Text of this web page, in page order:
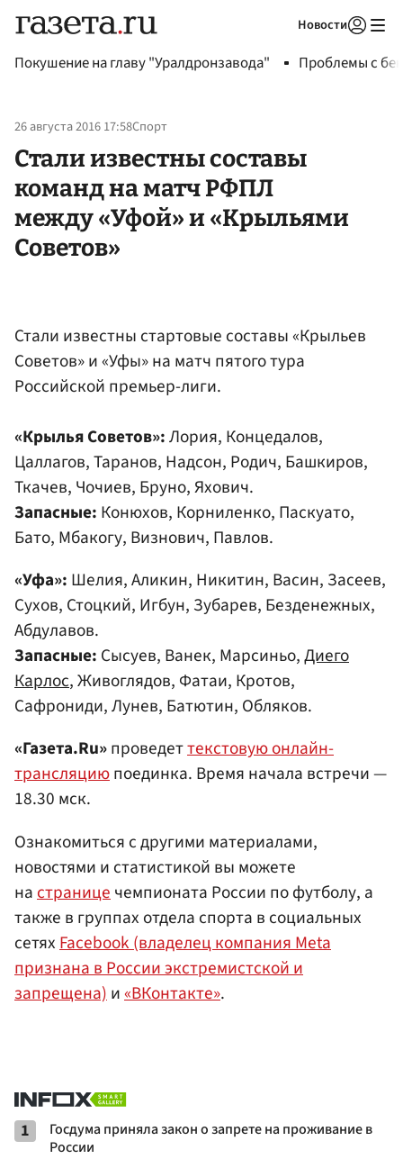
Новости
Покушение на главу "Уралдронзавода" Проблемы с
26 августа 2016 17:58Спорт
Стали известны составы
команд на матч РФПЛ
между «Уфой» и «Крыльями
Советов»
Стали известны стартовые составы «Крыльев
Советов» и «Уфы» на матч пятого тура
Российской премьер-лиги.
«Крылья Советов»:Лория, Концедалов,
Цаллагов, Таранов, Надсон, Родич, Башкиров,
Ткачев, Чочиев, Бруно, Яхович.
Запасные: Конюхов, Корниленко, Паскуато,
Бато, Мбакогу, Визнович, Павлов.
«Уфа»: Шелия, Аликин, Никитин, Васин, Засеев,
Сухов, Стоцкий, Игбун, Зубарев, Безденежных,
Абдулавов.
Запасные: Сысуев, Ванек, Марсиньо,Диего
Карлос, Живоглядов, Фатаи, Кротов,
Сафрониди, Лунев, Батютин, Обляков.
«Газета.Ru»проведеттекстовую онлайн-
трансляциюпоединка. Время начала встречи —
18.30 мск.
Ознакомиться с другими материалами,
новостями и статистикой вы можете
на странице чемпионата России по футболу, а
также в группах отдела спорта в социальных
сетях Facebook (владелец компания Meta
признана в России экстремистской и
запрещена) и«ВКонтакте».
1
Госдума приняла закон о запрете на проживание в
России